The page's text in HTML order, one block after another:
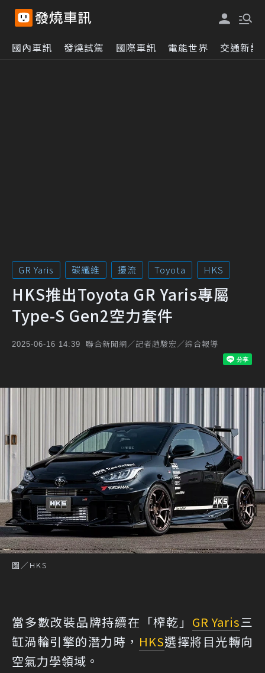
國內車訊 發燒試駕 國際車訊 電能世界 交通新訊
GR Yaris 碳纖維 擾流 Toyota HKS
HKS推出Toyota GR Yaris專屬
Type-S Gen2空力套件
2025-06-16 14:39 聯合新聞網／記者趙駿宏／綜合報導
圖／HKS
當多數改裝品牌持續在「榨乾」 GR Yaris三
缸渦輪引擎的潛力時， HKS選擇將目光轉向
空氣力學領域。